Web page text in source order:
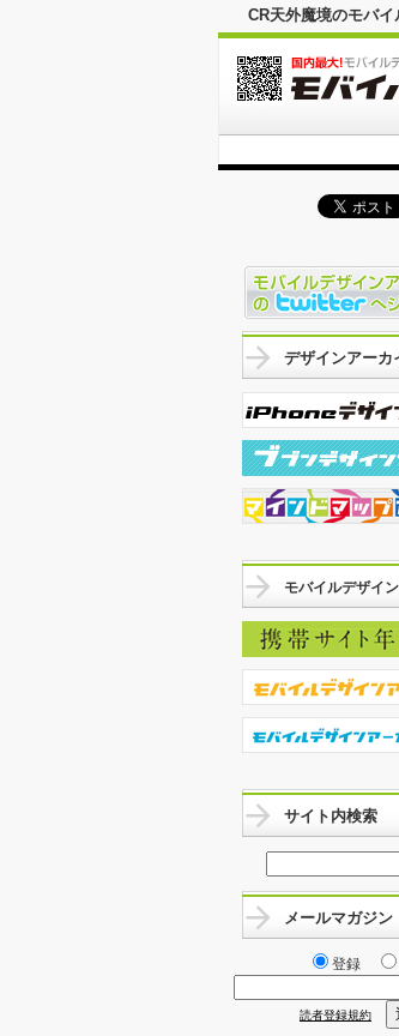
CR天外魔境のモバ
デザインアーカ
モバイルデザイ
サイト内検索
メールマガジン
登録
読者登録規約